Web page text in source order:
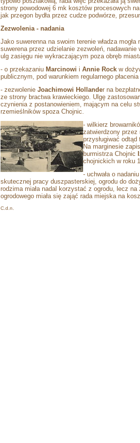
strony powodowej 6 mk kosztów procesowych
jak przegon bydła przez cudze podwórze,
Zezwolenia - nadania
Jako suwerenna na swoim terenie władza
suwerena przez udzielanie zezwoleń,
ulg zasięgu nie wykraczającym poza obręb
- o przekazaniu Marcinowi i Annie Rock w
publicznym, pod warunkiem regularnego
- zezwolenie Joachimowi Hollander na
ze strony bractwa krawieckiego. Ulgę
czynienia z postanowieniem, mającym na celu
rzemieślników spoza Chojnic.
- wilkierz
zatwierdzony przez
przysługiwać
Na marginesie
burmistrza Chojnic
chojnickich w roku
- uchwała o
skutecznej pracy duszpasterskiej, ogrodu do
rodzima miała nadal korzystać z ogrodu, lecz
ogrodowego miała się zająć rada miejska na
C.d.n.